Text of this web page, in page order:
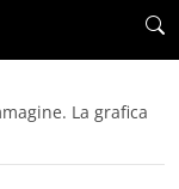
La grafica